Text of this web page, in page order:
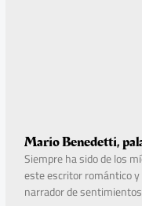
Mario Benedetti,
Siempre ha sido de los
este escritor romántico
narrador de sentimientos